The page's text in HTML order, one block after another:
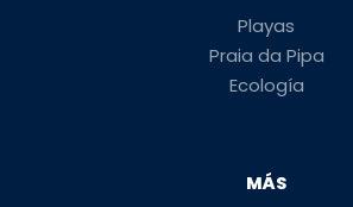
Playas
Praia da Pipa
Ecología
MÁS